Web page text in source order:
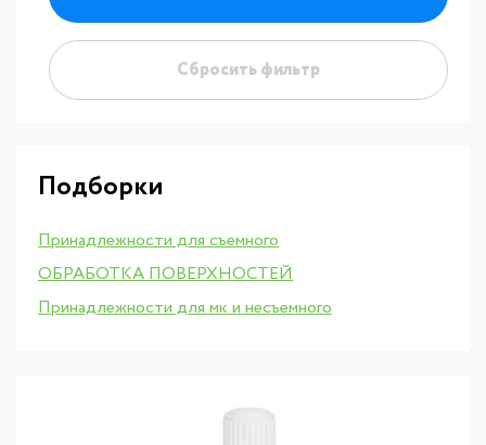
Сбросить фильтр
Подборки
Принадлежности для съемного
ОБРАБОТКА ПОВЕРХНОСТЕЙ
Принадлежности для мк и несъемного